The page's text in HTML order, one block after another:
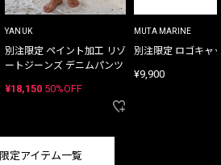
YANUK
別注限定 ペイント加工 リゾ
ートジーンズ デニムパンツ
¥18,150 50%OFF
MUTA MARINE
別注限定 ロゴキャ
¥9,900
限定アイテム一覧